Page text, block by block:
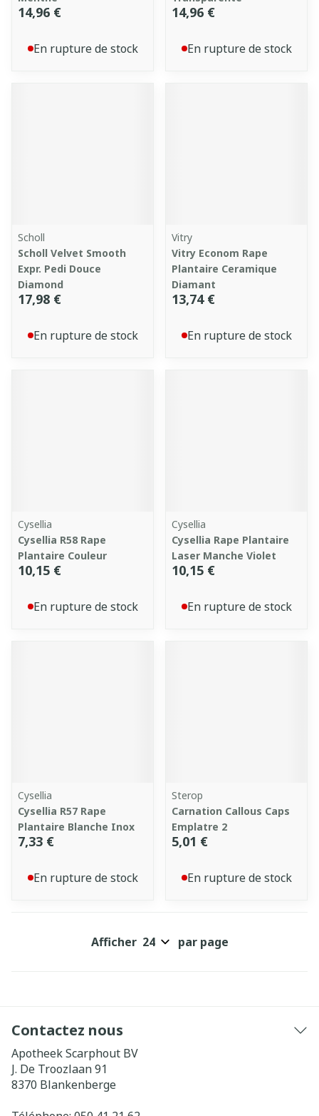
14,96 €
En rupture de stock
14,96 €
En rupture de stock
Scholl
Scholl Velvet Smooth
Expr. Pedi Douce
Diamond
17,98 €
En rupture de stock
Vitry
Vitry Econom Rape
Plantaire Ceramique
Diamant
13,74 €
En rupture de stock
Cysellia
Cysellia R58 Rape
Plantaire Couleur
10,15 €
En rupture de stock
Cysellia
Cysellia Rape Plantaire
Laser Manche Violet
10,15 €
En rupture de stock
Cysellia
Cysellia R57 Rape
Plantaire Blanche Inox
7,33 €
En rupture de stock
Sterop
Carnation Callous Caps
Emplatre 2
5,01 €
En rupture de stock
Afficher par page
Contactez nous
Apotheek Scarphout BV
J. De Troozlaan 91
8370 Blankenberge